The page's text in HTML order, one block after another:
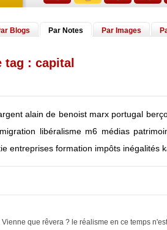
Blogs Par Notes Par Images
tag : capital
alain de benoist marx portugal
libéralisme m6 médias
entreprises formation impôts inégalités
que rêvera ? le réalisme en ce temps